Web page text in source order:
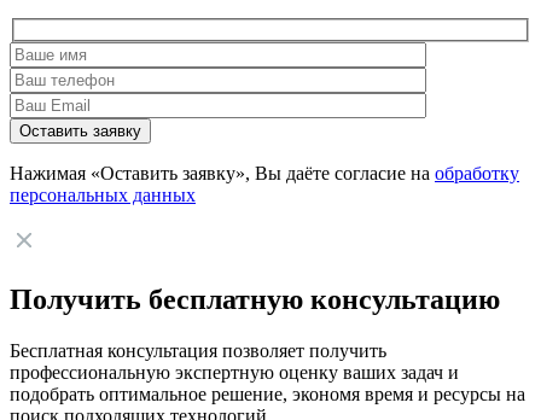
Нажимая «Оставить заявку», Вы даёте согласие на обработку
персональных данных
Получить бесплатную консультацию
Бесплатная консультация позволяет получить
профессиональную экспертную оценку ваших задач и
подобрать оптимальное решение, экономя время и ресурсы на
поиск подходящих технологий